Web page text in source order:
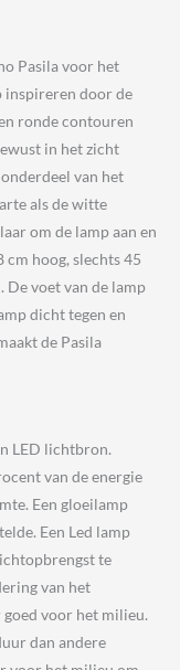
Pasila voor het
inspireren door de
ronde contouren
in het zicht
van het
als de witte
om de lamp aan en
cm hoog, slechts 45
De voet van de lamp
dicht tegen en
de Pasila
LED lichtbron.
van de energie
Een gloeilamp
Een Led lamp
te
van het
voor het milieu.
dan andere